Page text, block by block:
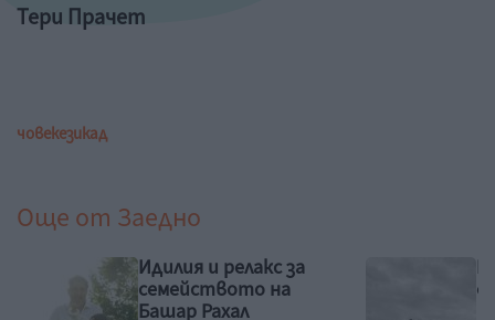
Тери Прачет
човекезикад
Още от Заедно
Идилия и релакс за
семейството на
Башар Рахал